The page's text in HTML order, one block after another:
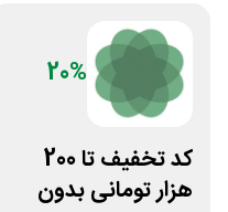
20%
کد تخفیف تا 200
هزار تومانی بدون